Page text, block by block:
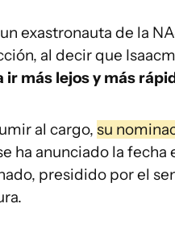
exastronauta de la
al decir que
ir más lejos y más
al cargo, su
ha anunciado la
presidido por el